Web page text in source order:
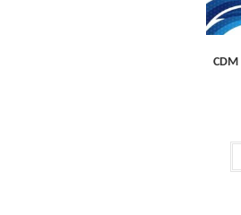
الکتروپمپ تمام استیل ابارا CDM